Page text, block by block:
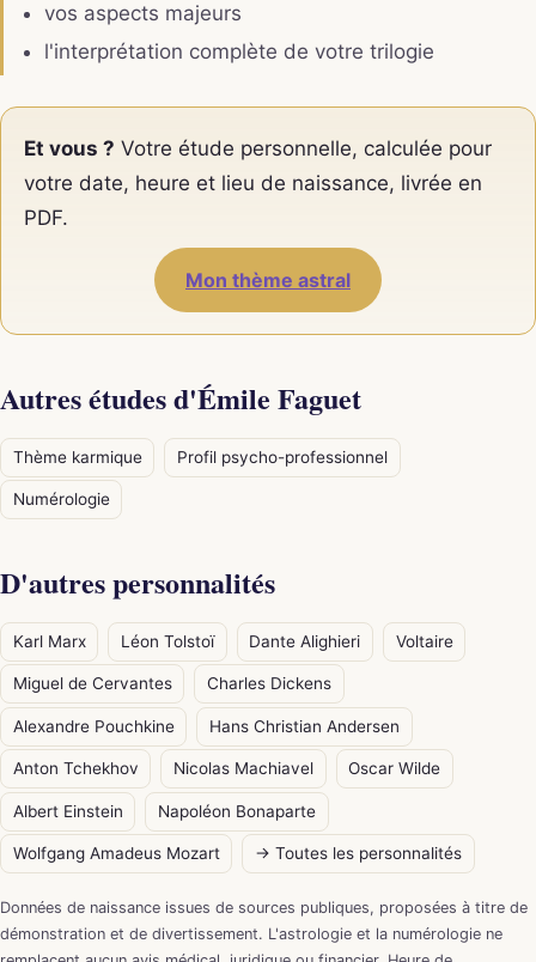
vos aspects majeurs
l'interprétation complète de votre trilogie
Et vous ? Votre étude personnelle, calculée pour
votre date, heure et lieu de naissance, livrée en
PDF.
Mon thème astral
Autres études d'Émile Faguet
Thème karmique Profil psycho-professionnel
Numérologie
D'autres personnalités
Karl Marx Léon Tolstoï Dante Alighieri Voltaire
Miguel de Cervantes Charles Dickens
Alexandre Pouchkine Hans Christian Andersen
Anton Tchekhov Nicolas Machiavel Oscar Wilde
Albert Einstein Napoléon Bonaparte
Wolfgang Amadeus Mozart → Toutes les personnalités
Données de naissance issues de sources publiques, proposées à titre de
démonstration et de divertissement. L'astrologie et la numérologie ne